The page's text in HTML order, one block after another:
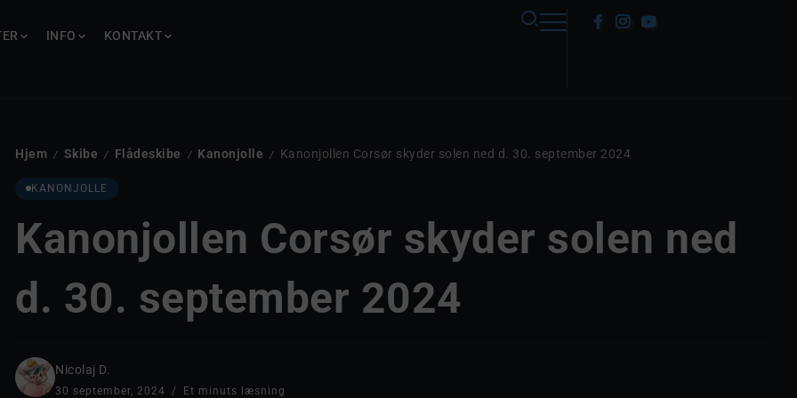
INFO KONTAKT
INFO KONTAKT
Hjem / Skibe / Flådeskibe / Kanonjolle / Kanonjollen Corsør skyder solen ned d. 30. september 2024
KANONJOLLE
Kanonjollen Corsør skyder solen ned
d. 30. september 2024
Nicolaj D.
30 september, 2024 Et minuts læsning